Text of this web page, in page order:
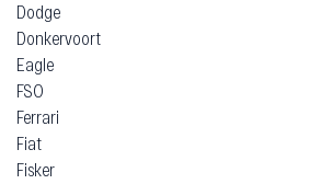
Dodge
Donkervoort
Eagle
FSO
Ferrari
Fiat
Fisker